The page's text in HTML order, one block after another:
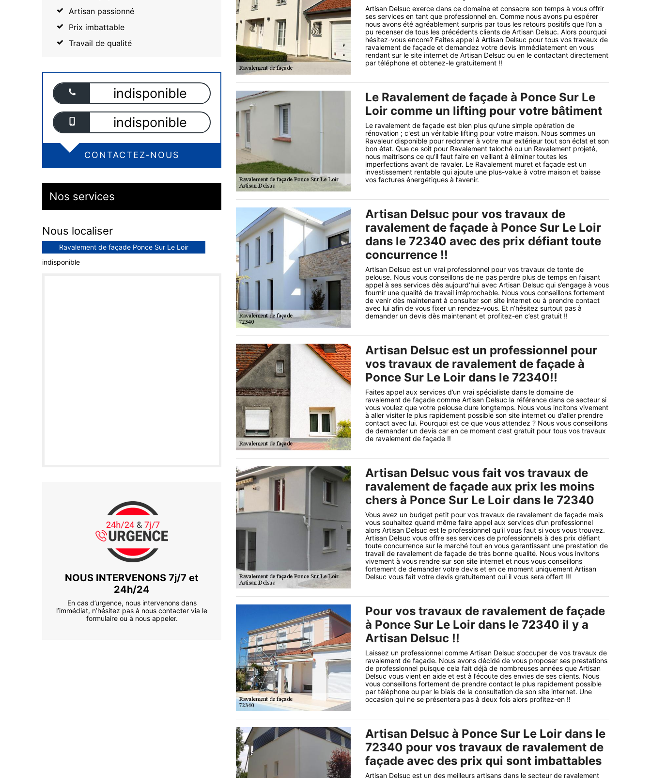
Artisan passionné
Prix imbattable
Travail de qualité
indisponible
indisponible
CONTACTEZ-NOUS
Nos services
Nous localiser
Ravalement de façade Ponce Sur Le Loir
indisponible
NOUS INTERVENONS 7j/7 et
24h/24
En cas d’urgence, nous intervenons dans
l’immédiat, n’hésitez pas à nous contacter via le
formulaire ou à nous appeler.
Artisan Delsuc exerce dans ce domaine et consacre son temps à vous offrir
ses services en tant que professionnel en. Comme nous avons pu espérer
nous avons été agréablement surpris par tous les retours positifs que l’on a
pu recenser de tous les précédents clients de Artisan Delsuc. Alors pourquoi
hésitez-vous encore? Faites appel à Artisan Delsuc pour tous vos travaux de
ravalement de façade et demandez votre devis immédiatement en vous
rendant sur le site internet de Artisan Delsuc ou en le contactant directement
par téléphone et obtenez-le gratuitement !!
Le Ravalement de façade à Ponce Sur Le
Loir comme un lifting pour votre bâtiment
Le ravalement de façade est bien plus qu'une simple opération de
rénovation ; c'est un véritable lifting pour votre maison. Nous sommes un
Ravaleur disponible pour redonner à votre mur extérieur tout son éclat et son
bon état. Que ce soit pour Ravalement taloché ou un Ravalement projeté,
nous maitrisons ce qu’il faut faire en veillant à éliminer toutes les
imperfections avant de ravaler. Le Ravalement muret et façade est un
investissement rentable qui ajoute une plus-value à votre maison et baisse
vos factures énergétiques à l’avenir.
Artisan Delsuc pour vos travaux de
ravalement de façade à Ponce Sur Le Loir
dans le 72340 avec des prix défiant toute
concurrence !!
Artisan Delsuc est un vrai professionnel pour vos travaux de tonte de
pelouse. Nous vous conseillons de ne pas perdre plus de temps en faisant
appel à ses services dès aujourd’hui avec Artisan Delsuc qui s’engage à vous
fournir une qualité de travail irréprochable. Nous vous conseillons fortement
de venir dès maintenant à consulter son site internet ou à prendre contact
avec lui afin de vous fixer un rendez-vous. Et n’hésitez surtout pas à
demander un devis dès maintenant et profitez-en c’est gratuit !!
Artisan Delsuc est un professionnel pour
vos travaux de ravalement de façade à
Ponce Sur Le Loir dans le 72340!!
Faites appel aux services d’un vrai spécialiste dans le domaine de
ravalement de façade comme Artisan Delsuc la référence dans ce secteur si
vous voulez que votre pelouse dure longtemps. Nous vous incitons vivement
à aller visiter le plus rapidement possible son site internet ou d’aller prendre
contact avec lui. Pourquoi est ce que vous attendez ? Nous vous conseillons
de demander un devis car en ce moment c’est gratuit pour tous vos travaux
de ravalement de façade !!
Artisan Delsuc vous fait vos travaux de
ravalement de façade aux prix les moins
chers à Ponce Sur Le Loir dans le 72340
Vous avez un budget petit pour vos travaux de ravalement de façade mais
vous souhaitez quand même faire appel aux services d’un professionnel
alors Artisan Delsuc est le professionnel qu’il vous faut si vous vous trouvez.
Artisan Delsuc vous offre ses services de professionnels à des prix défiant
toute concurrence sur le marché tout en vous garantissant une prestation de
travail de ravalement de façade de très bonne qualité. Nous vous invitons
vivement à vous rendre sur son site internet et nous vous conseillons
fortement de demander votre devis et en ce moment uniquement Artisan
Delsuc vous fait votre devis gratuitement oui il vous sera offert !!!
Pour vos travaux de ravalement de façade
à Ponce Sur Le Loir dans le 72340 il y a
Artisan Delsuc !!
Laissez un professionnel comme Artisan Delsuc s’occuper de vos travaux de
ravalement de façade. Nous avons décidé de vous proposer ses prestations
de professionnel puisque cela fait déjà de nombreuses années que Artisan
Delsuc vous vient en aide et est à l’écoute des envies de ses clients. Nous
vous conseillons fortement de prendre contact le plus rapidement possible
par téléphone ou par le biais de la consultation de son site internet. Une
occasion qui ne se présentera pas à deux fois alors profitez-en !!
Artisan Delsuc à Ponce Sur Le Loir dans le
72340 pour vos travaux de ravalement de
façade avec des prix qui sont imbattables
Artisan Delsuc est un des meilleurs artisans dans le secteur de ravalement